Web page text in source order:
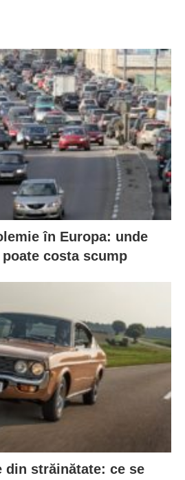
în Europa: unde
costa scump
din străinătate: ce se